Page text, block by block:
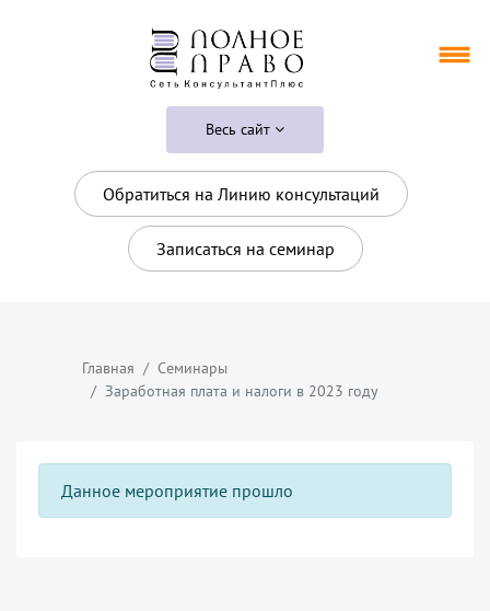
Весь сайт
Обратиться на Линию консультаций
Записаться на семинар
Главная
Семинары
Заработная плата и налоги в 2023 году
Данное мероприятие прошло